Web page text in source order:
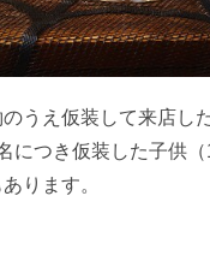
うえ仮装して来店し
につき仮装した子供
ります。